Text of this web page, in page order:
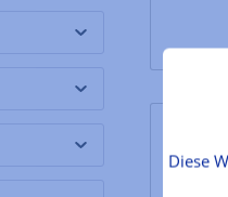
Diese